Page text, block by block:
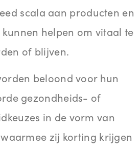
scala aan producten en
helpen om vitaal te
of blijven.
beloond voor hun
gezondheids- of
in de vorm van
zij korting krijgen